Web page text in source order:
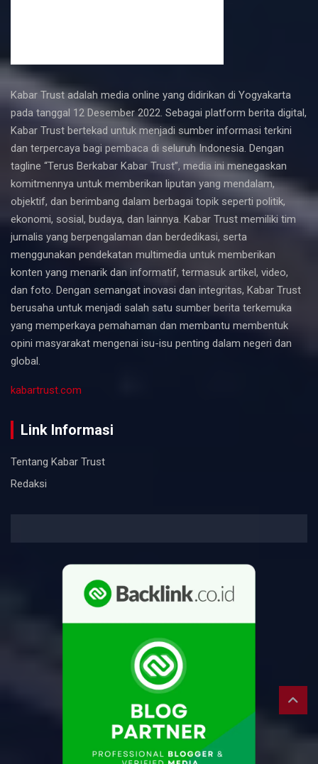
Kabar Trust adalah media online yang didirikan di Yogyakarta
pada tanggal 12 Desember 2022. Sebagai platform berita digital,
Kabar Trust bertekad untuk menjadi sumber informasi terkini
dan terpercaya bagi pembaca di seluruh Indonesia. Dengan
tagline “Terus Berkabar Kabar Trust”, media ini menegaskan
komitmennya untuk memberikan liputan yang mendalam,
objektif, dan berimbang dalam berbagai topik seperti politik,
ekonomi, sosial, budaya, dan lainnya. Kabar Trust memiliki tim
jurnalis yang berpengalaman dan berdedikasi, serta
menggunakan pendekatan multimedia untuk memberikan
konten yang menarik dan informatif, termasuk artikel, video,
dan foto. Dengan semangat inovasi dan integritas, Kabar Trust
berusaha untuk menjadi salah satu sumber berita terkemuka
yang memperkaya pemahaman dan membantu membentuk
opini masyarakat mengenai isu-isu penting dalam negeri dan
global.
kabartrust.com
Link Informasi
Tentang Kabar Trust
Redaksi